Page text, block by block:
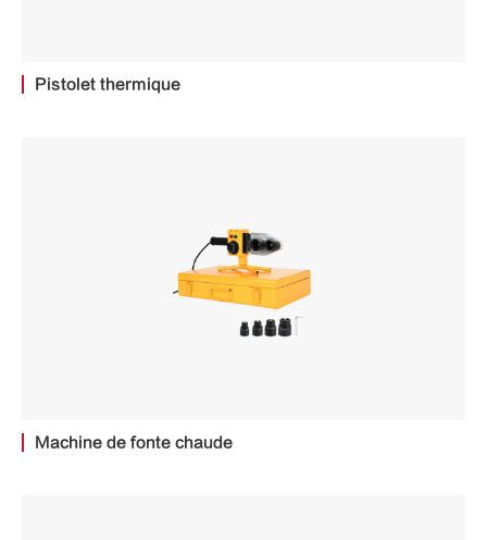
Pistolet thermique
Machine de fonte chaude